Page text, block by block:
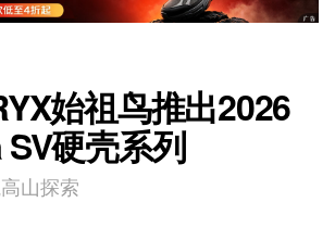
始祖鸟推出2026
硬壳系列
山探索